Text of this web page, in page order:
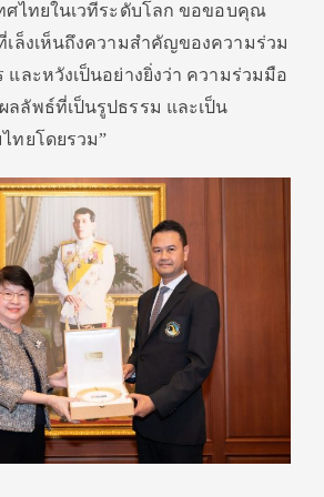
ศไทยในเวทีระดับโลก ขอขอบคุณ
เล็งเห็นถึงความสำคัญของความร่วม
ละหวังเป็นอย่างยิ่งว่า ความร่วมมือ
ลลัพธ์ที่เป็นรูปธรรม และเป็น
ทยโดยรวม”